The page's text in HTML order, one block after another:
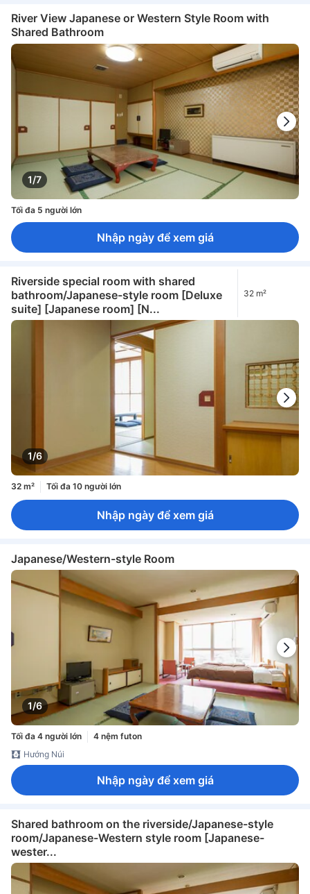
River View Japanese or Western Style Room with
Shared Bathroom
1/7
Tối đa 5 người lớn
Nhập ngày để xem giá
Riverside special room with shared
bathroom/Japanese-style room [Deluxe
suite] [Japanese room] [N...
32 m²
1/6
32 m² Tối đa 10 người lớn
Nhập ngày để xem giá
Japanese/Western-style Room
1/6
Tối đa 4 người lớn
4 nệm futon
Hướng Núi
Nhập ngày để xem giá
Shared bathroom on the riverside/Japanese-style
room/Japanese-Western style room [Japanese-
wester...